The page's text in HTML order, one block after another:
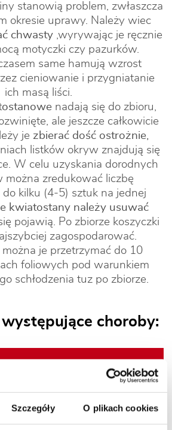
Szczegóły O plikach cookies
stanowią problem, zwłaszcza
okresie uprawy. Należy wiec
chwasty,wyrywając je ręcznie
motyczki czy pazurków.
same hamują wzrost
cieniowanie i przygniatanie
ich masą liści.
nadają się do zbioru,
ale jeszcze całkowicie
je zbierać dość ostrożnie,
listków okryw znajdują się
W celu uzyskania dorodnych
można zredukować liczbę
kilku (4-5) sztuk na jednej
kwiatostany należy usuwać
pojawią. Po zbiorze koszyczki
zagospodarować.
je przetrzymać do 10
foliowych pod warunkiem
schłodzenia tuz po zbiorze.
występujące choroby: